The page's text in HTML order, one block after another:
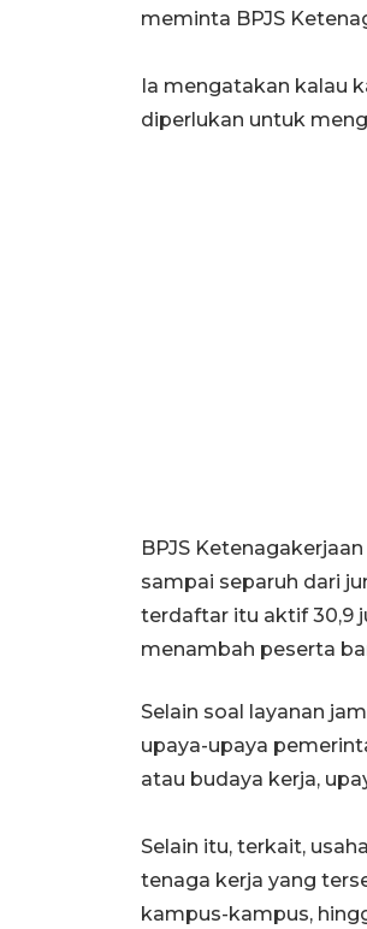
meminta BPJS
Ia mengatakan kalau
diperlukan untuk
BPJS
sampai separuh dari
terdaftar itu aktif 30,9
menambah peserta
Selain soal layanan
upaya-upaya
atau budaya kerja,
Selain itu, terkait,
tenaga kerja yang
kampus-kampus,